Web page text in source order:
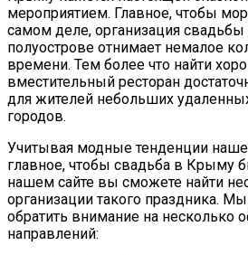
мероприятием. Главное, чтобы
самом деле, организация
полуострове отнимает немалое
времени. Тем более что найти
вместительный ресторан
для жителей небольших
городов.
Учитывая модные тенденции
главное, чтобы свадьба в Крыму
нашем сайте вы сможете найти
организации такого праздника.
обратить внимание на несколько
направлений: